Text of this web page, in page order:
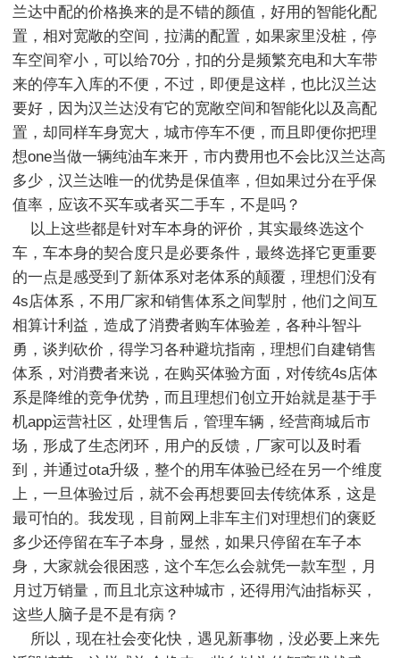
兰达中配的价格换来的是不错的颜值，好用的智能化配
置，相对宽敞的空间，拉满的配置，如果家里没桩，停
车空间窄小，可以给70分，扣的分是频繁充电和大车带
来的停车入库的不便，不过，即便是这样，也比汉兰达
要好，因为汉兰达没有它的宽敞空间和智能化以及高配
置，却同样车身宽大，城市停车不便，而且即便你把理
想one当做一辆纯油车来开，市内费用也不会比汉兰达高
多少，汉兰达唯一的优势是保值率，但如果过分在乎保
值率，应该不买车或者买二手车，不是吗？
车，车本身的契合度只是必要条件，最终选择它更重要
的一点是感受到了新体系对老体系的颠覆，理想们没有
4s店体系，不用厂家和销售体系之间掣肘，他们之间互
相算计利益，造成了消费者购车体验差，各种斗智斗
勇，谈判砍价，得学习各种避坑指南，理想们自建销售
体系，对消费者来说，在购买体验方面，对传统4s店体
系是降维的竞争优势，而且理想们创立开始就是基于手
机app运营社区，处理售后，管理车辆，经营商城后市
场，形成了生态闭环，用户的反馈，厂家可以及时看
到，并通过ota升级，整个的用车体验已经在另一个维度
上，一旦体验过后，就不会再想要回去传统体系，这是
最可怕的。我发现，目前网上非车主们对理想们的褒贬
多少还停留在车子本身，显然，如果只停留在车子本
身，大家就会很困惑，这个车怎么会就凭一款车型，月
月过万销量，而且北京这种城市，还得用汽油指标买，
这些人脑子是不是有病？